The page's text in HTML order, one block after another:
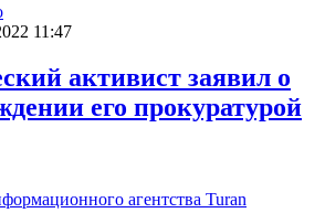
11:47
активист заявил о
его прокуратурой